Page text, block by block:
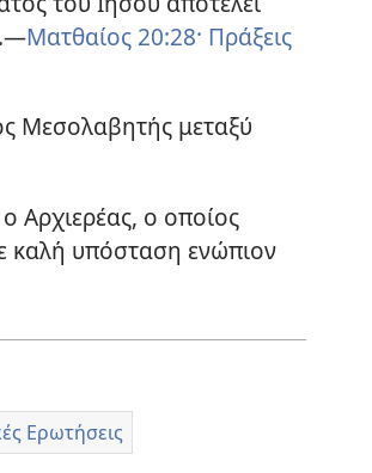
Ματθαίος 20:28· Πράξεις
Μεσολαβητής μεταξύ
Αρχιερέας, ο οποίος
καλή υπόσταση ενώπιον
Ερωτήσεις